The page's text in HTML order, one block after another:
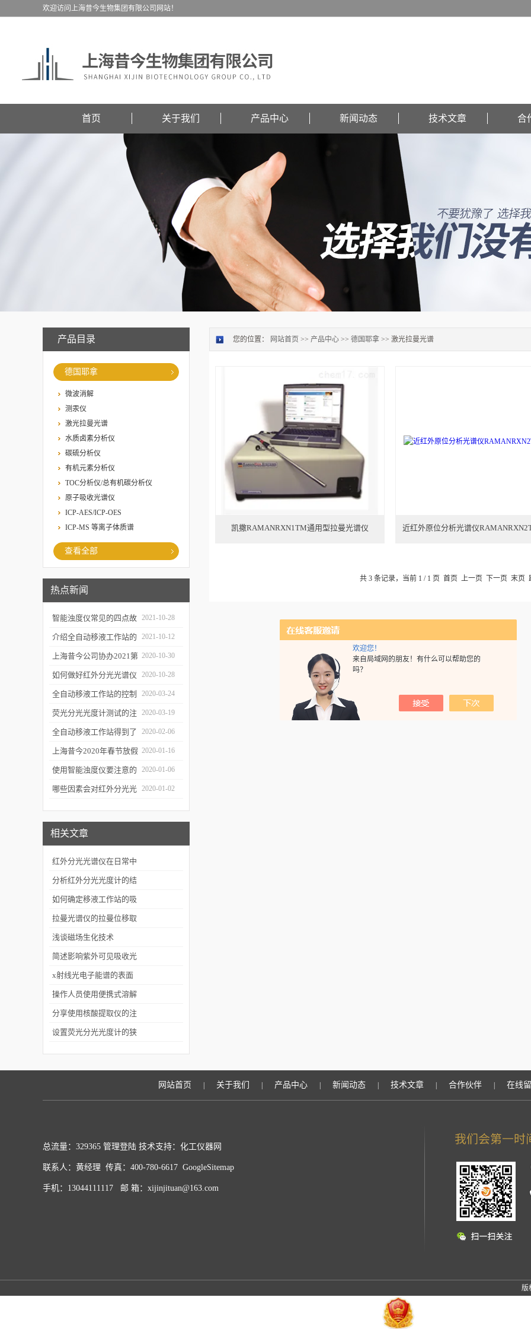
欢迎您！
来自局域网的朋友！有什么可以帮助您的
吗？
欢迎访问上海昔今生物集团有限公司网站！
首页 关于我们 产品中心 新闻动态 技术文章 合
产品目录
德国耶拿
微波消解
测汞仪
激光拉曼光谱
水质卤素分析仪
碳硫分析仪
有机元素分析仪
TOC分析仪/总有机碳分析仪
原子吸收光谱仪
ICP-AES/ICP-OES
ICP-MS 等离子体质谱
查看全部
热点新闻
智能浊度仪常见的四点故
障
2021-10-28
介绍全自动移液工作站的
三种移液方式
2021-10-12
上海昔今公司协办2021第
二届上海沪助科研圈发展
年会
2020-10-30
如何做好红外分光光谱仪
的防潮工作
2020-10-28
全自动移液工作站的控制
软件有哪些特点
2020-03-24
荧光分光光度计测试的注
意事项有哪些
2020-03-19
全自动移液工作站得到了
广泛的应用
2020-02-06
上海昔今2020年春节放假
通知
2020-01-16
使用智能浊度仪要注意的
几个要点
2020-01-06
哪些因素会对红外分光光 2020-01-02
相关文章
红外分光光谱仪在日常中
使用中保养的注意事项
分析红外分光光度计的结
构组成
如何确定移液工作站的吸
头是否正确
拉曼光谱仪的拉曼位移取
决于分子振动能级的变化
浅谈磁场生化技术
简述影响紫外可见吸收光
谱的因素
x射线光电子能谱的表面
灵敏性介绍
操作人员使用便携式溶解
氧仪要知道的知识
分享使用核酸提取仪的注
意事项
设置荧光分光光度计的狭
您的位置： 网站首页 >> 产品中心 >> 德国耶拿 >> 激光拉曼光谱
凯撒RAMANRXN1TM通用型拉曼光谱仪 近红外原位分析光谱仪
共 3 条记录，当前 1 / 1 页 首页 上一页 下一页 末页
网站首页 关于我们 产品中心 新闻动态 技术文章 合作伙伴 在线
总流量：329365 管理登陆 技术支持：化工仪器网
联系人：黄经理 传真：400-780-6617 GoogleSitemap
手机：13044111117 邮 箱：xijinjituan@163.com
版